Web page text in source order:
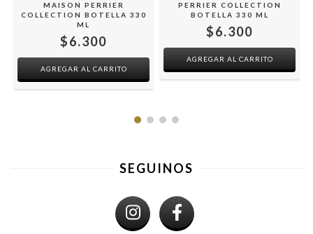
MAISON PERRIER
COLLECTION BOTELLA 330
ML
$6.300
PERRIER COLLECTION
BOTELLA 330 ML
$6.300
SEGUINOS